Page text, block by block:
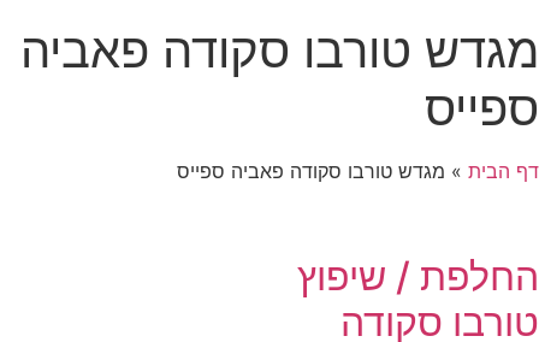
טורבו סקודה פאביה
הבית»מגדש טורבו סקודה פאביה ספייס
/ שיפוץ
סקודה